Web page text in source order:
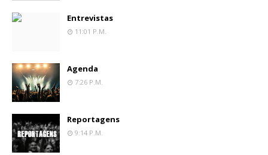
Entrevistas
11:01 P.m.
Agenda
7:26 P.m.
Reportagens
9:14 P.m.